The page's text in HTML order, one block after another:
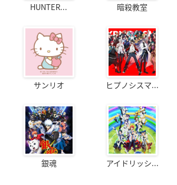
HUNTER... 暗殺教室
サンリオ ヒプノシスマ...
銀魂 アイドリッシ...